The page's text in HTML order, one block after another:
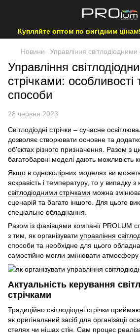
Купляйте оптом по вигідним
Новини Управління світлодіодними
Управління
стрічками: особливості
способи
28 червня 2023
Світлодіодні стрічки – сучасне
дозволяє створювати основне та
об'єктах різного призначення. Разом з
багатобарвні моделі дають можливість
Якщо в одноколірних моделях ви
яскравість і температуру, то у випадку
світлодіодними стрічками можна
сценарій та багато іншого. Для цього
спеціальне обладнання.
Разом із фахівцями компанії PROLUM
з тим, як організувати управління
способи та необхідне для цього
самостійно могли змінювати атмосферу
Актуальність керування
стрічками
Традиційно світлодіодні стрічки
як оригінальний засіб для організації
стелях чи нішах стін. Сам процес